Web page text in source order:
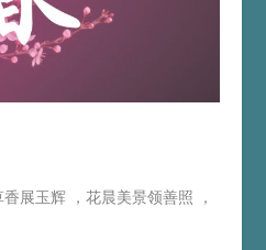
展玉辉 ，花晨美景领善照 ，